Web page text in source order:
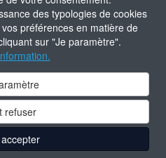
des typologies de cookies
préférences en matière de
sur "Je paramètre".
refuser